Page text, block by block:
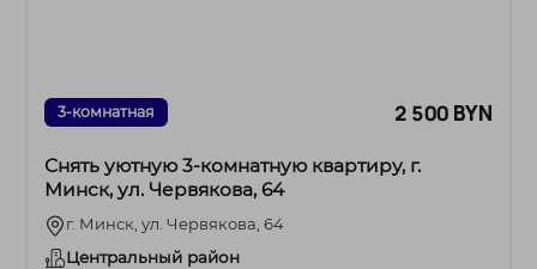
3-комнатная 2 500 BYN
Снять уютную 3-комнатную квартиру, г.
Минск, ул. Червякова, 64
г. Минск, ул. Червякова, 64
Центральный район